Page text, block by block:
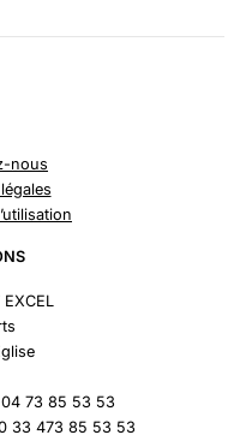
nous
EXCEL
73 85 53 53
33 473 85 53 53